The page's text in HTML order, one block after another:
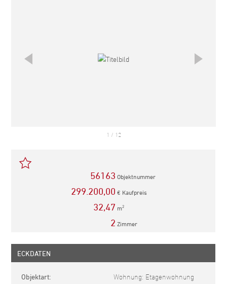
1 / 12
56163 Objektnummer
299.200,00 € Kaufpreis
32,47 m2
2 Zimmer
ECKDATEN
Objektart Wohnung: Etagenwohnung